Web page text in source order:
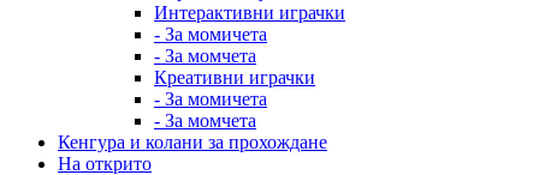
Интерактивни играчки
- За момичета
- За момчета
Креативни играчки
- За момичета
- За момчета
Кенгура и колани за прохождане
На открито